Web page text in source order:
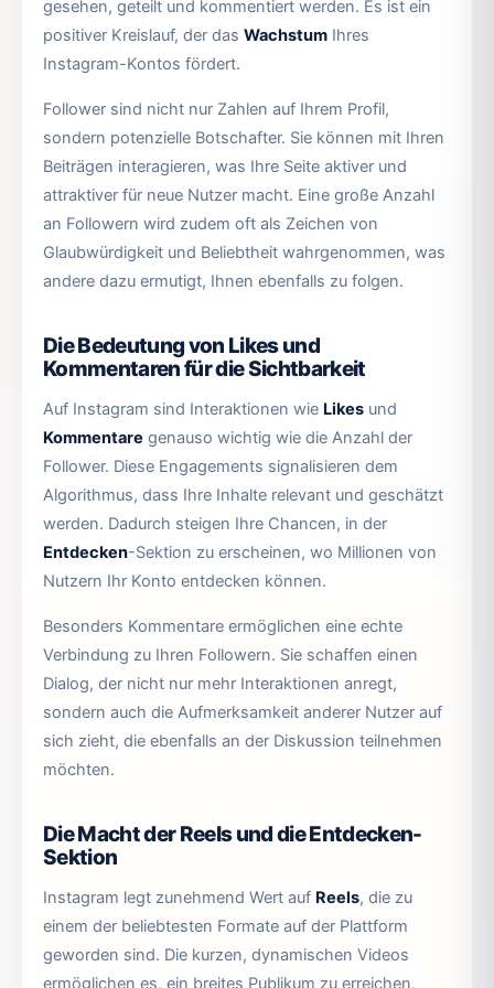
gesehen, geteilt und kommentiert werden. Es ist ein
positiver Kreislauf, der das Wachstum Ihres
Instagram-Kontos fördert.
Follower sind nicht nur Zahlen auf Ihrem Profil,
sondern potenzielle Botschafter. Sie können mit Ihren
Beiträgen interagieren, was Ihre Seite aktiver und
attraktiver für neue Nutzer macht. Eine große Anzahl
an Followern wird zudem oft als Zeichen von
Glaubwürdigkeit und Beliebtheit wahrgenommen, was
andere dazu ermutigt, Ihnen ebenfalls zu folgen.
Die Bedeutung von Likes und
Kommentaren für die Sichtbarkeit
Auf Instagram sind Interaktionen wie Likes und
Kommentare genauso wichtig wie die Anzahl der
Follower. Diese Engagements signalisieren dem
Algorithmus, dass Ihre Inhalte relevant und geschätzt
werden. Dadurch steigen Ihre Chancen, in der
Entdecken-Sektion zu erscheinen, wo Millionen von
Nutzern Ihr Konto entdecken können.
Besonders Kommentare ermöglichen eine echte
Verbindung zu Ihren Followern. Sie schaffen einen
Dialog, der nicht nur mehr Interaktionen anregt,
sondern auch die Aufmerksamkeit anderer Nutzer auf
sich zieht, die ebenfalls an der Diskussion teilnehmen
möchten.
Die Macht der Reels und die Entdecken-
Sektion
Instagram legt zunehmend Wert auf Reels, die zu
einem der beliebtesten Formate auf der Plattform
geworden sind. Die kurzen, dynamischen Videos
ermöglichen es, ein breites Publikum zu erreichen,